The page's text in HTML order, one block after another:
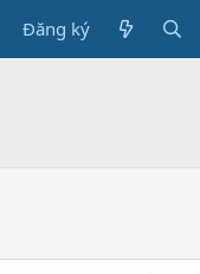
Đăng ký